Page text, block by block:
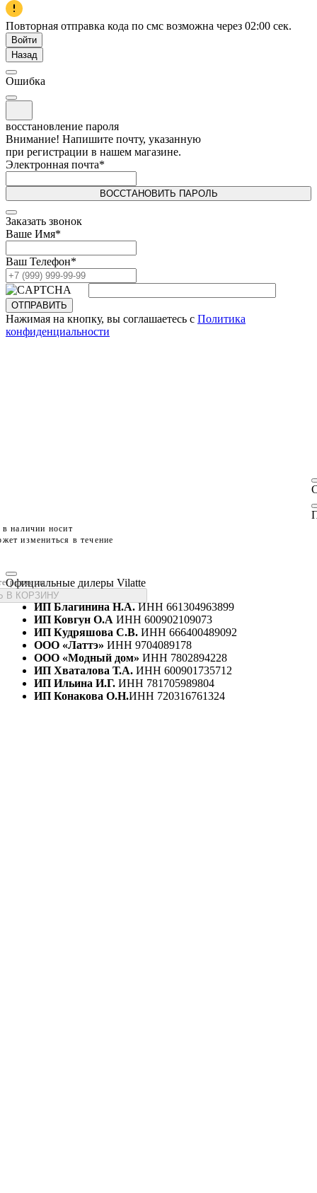
Повторная отправка кода по смс возможна через 02:00 сек.
Войти
Назад
Ошибка
восстановление пароля
Внимание! Напишите почту, указанную
при регистрации в нашем магазине.
Электронная почта*
ВОССТАНОВИТЬ ПАРОЛЬ
Заказать звонок
Ваше Имя*
Ваш Телефон*
ОТПРАВИТЬ
Нажимая на кнопку, вы соглашаетесь с Политика
конфиденциальности
наличии носит
измениться в течение
размеры
В КОРЗИНУ
Официальные дилеры Vilatte
ИП Благинина Н.А.ИНН 661304963899
ИП Ковгун О.А ИНН 600902109073
ИП Кудряшова С.В. ИНН 666400489092
ООО «Латтэ» ИНН 9704089178
ООО «Модный дом» ИНН 7802894228
ИП Хваталова Т.А. ИНН 600901735712
ИП Ильина И.Г. ИНН 781705989804
ИП Конакова О.Н.ИНН 720316761324